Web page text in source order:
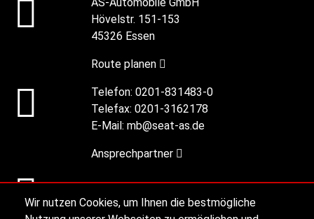
Wir nutzen Cookies, um Ihnen die bestmögliche
Hövelstr. 151-153
45326 Essen
Route planen
Telefon: 0201-831483-0
Telefax: 0201-3162178
E-Mail: mb@seat-as.de
Ansprechpartner